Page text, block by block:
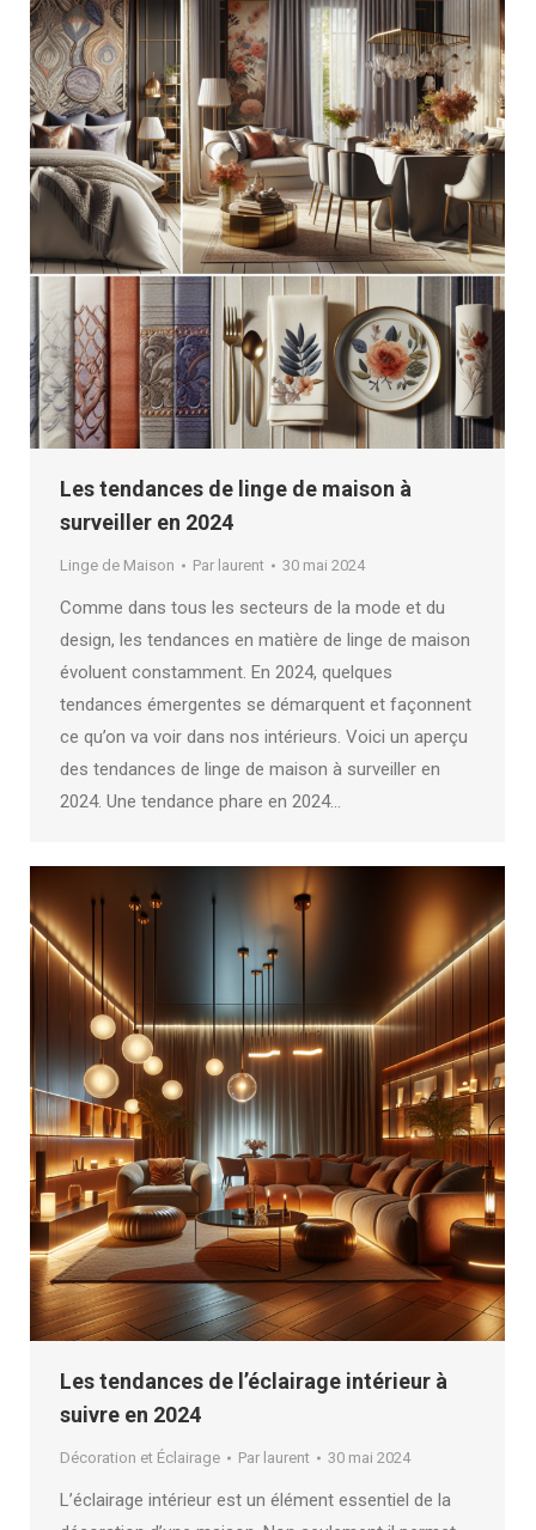
Les tendances de linge de maison à
surveiller en 2024
Linge de Maison Par laurent 30 mai 2024
Comme dans tous les secteurs de la mode et du
design, les tendances en matière de linge de maison
évoluent constamment. En 2024, quelques
tendances émergentes se démarquent et façonnent
ce qu’on va voir dans nos intérieurs. Voici un aperçu
des tendances de linge de maison à surveiller en
2024. Une tendance phare en 2024…
Les tendances de l’éclairage intérieur à
suivre en 2024
Décoration et Éclairage Par laurent 30 mai 2024
L’éclairage intérieur est un élément essentiel de la